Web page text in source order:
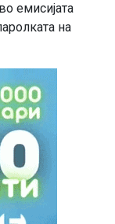
емисијата
на